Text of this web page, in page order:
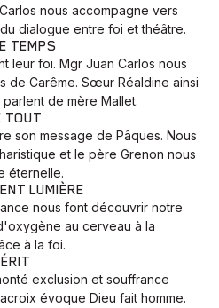
nous accompagne vers
dialogue entre foi et théâtre.
TEMPS
leur foi. Mgr Juan Carlos nous
de Carême. Sœur Réaldine ainsi
de mère Mallet.
TOUT
son message de Pâques. Nous
et le père Grenon nous
éternelle.
LUMIÈRE
nous font découvrir notre
au cerveau à la
à la foi.
exclusion et souffrance
évoque Dieu fait homme.